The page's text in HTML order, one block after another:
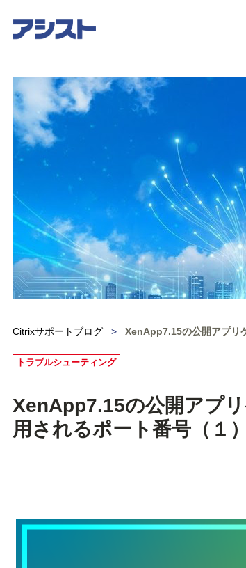
Citrixサポートブログ > XenApp7.15の公開アプリ
トラブルシューティング
XenApp7.15の公開アプ
用されるポート番号（１）